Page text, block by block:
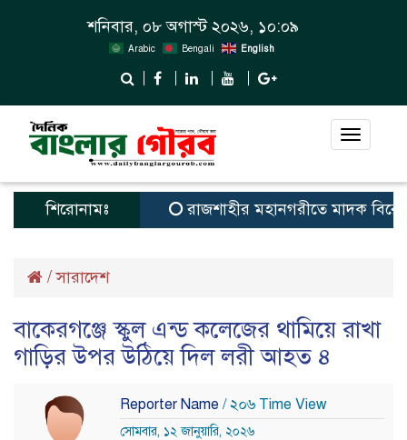
শনিবার, ০৮ অগাস্ট ২০২৬, ১০:০৯
Arabic Bengali English
Toggle
শিরোনামঃ রাজশাহীর মহানগরীতে মাদক
/সারাদেশ
বাকেরগঞ্জে স্কুল এন্ড কলেজের থামিয়ে রাখা
গাড়ির উপর উঠিয়ে দিল লরী আহত ৪
Reporter Name / ২০৬ Time View
সোমবার, ১২ জানুয়ারি, ২০২৬